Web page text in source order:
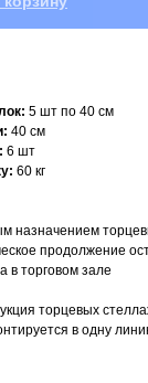
5 шт по 40 см
40 см
6 шт
60 кг
назначением
продолжение
в торговом зале
торцевых
в одну